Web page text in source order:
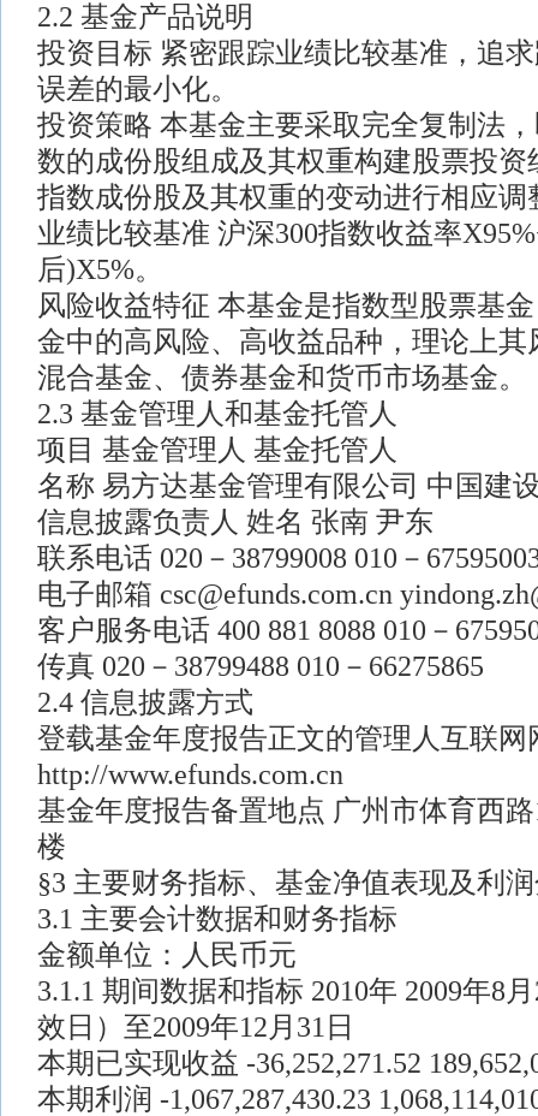
2.2 基金产品说明
投资目标 紧密跟踪业绩比较基准，追
误差的最小化。
投资策略 本基金主要采取完全复制法
数的成份股组成及其权重构建股票投资
指数成份股及其权重的变动进行相应调
业绩比较基准 沪深300指数收益率
后)X5%。
风险收益特征 本基金是指数型股票基
金中的高风险、高收益品种，理论上其
混合基金、债券基金和货币市场基金。
2.3 基金管理人和基金托管人
项目 基金管理人 基金托管人
名称 易方达基金管理有限公司 中国建
信息披露负责人 姓名 张南 尹东
联系电话 020－38799008 010－
电子邮箱 csc@efunds.com.cn
客户服务电话 400 881 8088 010－
传真 020－38799488 010－66275865
2.4 信息披露方式
登载基金年度报告正文的管理人互联网
http://www.efunds.com.cn
基金年度报告备置地点 广州市体育西
楼
§3 主要财务指标、基金净值表现及利
3.1 主要会计数据和财务指标
金额单位：人民币元
3.1.1 期间数据和指标 2010年 2009年8
效日）至2009年12月31日
本期已实现收益 -36,252,271.52
本期利润 -1,067,287,430.23